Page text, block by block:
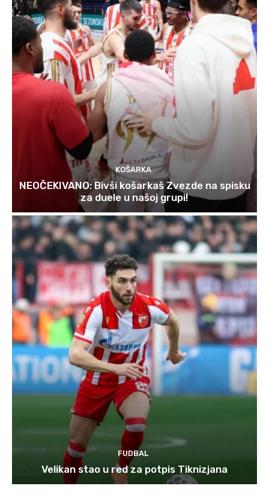
KOŠARKA
NEOČEKIVANO: Bivši košarkaš Zvezde na spisku
za duele u našoj grupi!
FUDBAL
Velikan stao u red za potpis Tiknizjana